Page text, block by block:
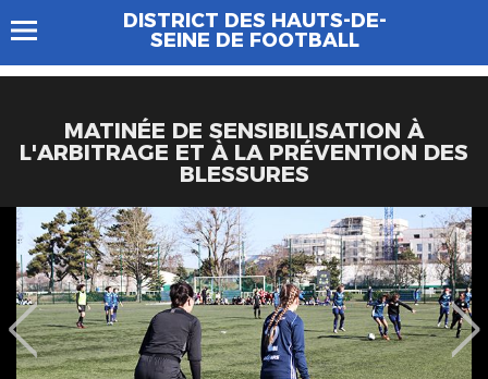
DISTRICT DES HAUTS-DE-
SEINE DE FOOTBALL
MATINÉE DE SENSIBILISATION À
L'ARBITRAGE ET À LA PRÉVENTION DES
BLESSURES